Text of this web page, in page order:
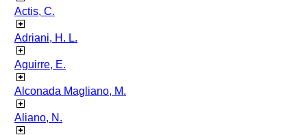
Actis, C.
Adriani, H. L.
Aguirre, E.
Alconada Magliano, M.
Aliano, N.